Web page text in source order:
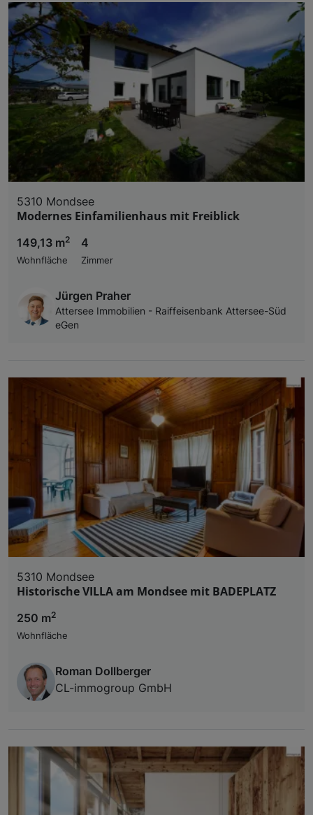
5310 Mondsee
Modernes Einfamilienhaus mit Freiblick
149,13 m2
Wohnfläche
4
Zimmer
Jürgen Praher
Attersee Immobilien - Raiffeisenbank Attersee-Süd
eGen
5310 Mondsee
Historische VILLA am Mondsee mit BADEPLATZ
250 m2
Wohnfläche
Roman Dollberger
CL-immogroup GmbH